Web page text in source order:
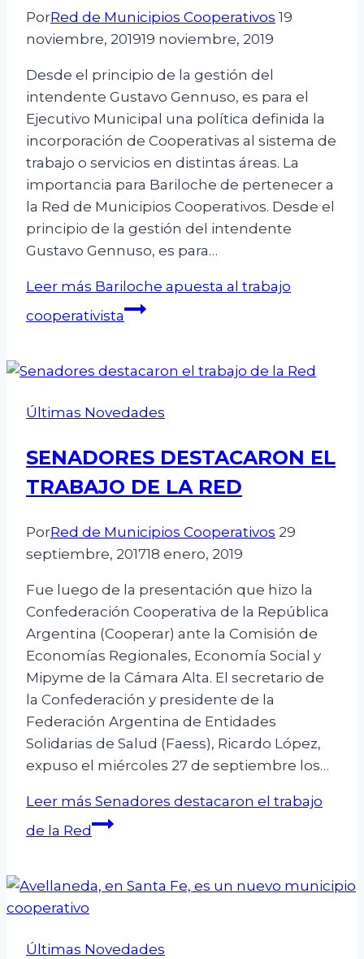
PorRed de Municipios Cooperativos 19
noviembre, 201919 noviembre, 2019
Desde el principio de la gestión del
intendente Gustavo Gennuso, es para el
Ejecutivo Municipal una política definida la
incorporación de Cooperativas al sistema de
trabajo o servicios en distintas áreas. La
importancia para Bariloche de pertenecer a
la Red de Municipios Cooperativos. Desde el
principio de la gestión del intendente
Gustavo Gennuso, es para…
Leer más Bariloche apuesta al trabajo
cooperativista
Últimas Novedades
SENADORES DESTACARON EL
TRABAJO DE LA RED
PorRed de Municipios Cooperativos 29
septiembre, 201718 enero, 2019
Fue luego de la presentación que hizo la
Confederación Cooperativa de la República
Argentina (Cooperar) ante la Comisión de
Economías Regionales, Economía Social y
Mipyme de la Cámara Alta. El secretario de
la Confederación y presidente de la
Federación Argentina de Entidades
Solidarias de Salud (Faess), Ricardo López,
expuso el miércoles 27 de septiembre los…
Leer más Senadores destacaron el trabajo
de la Red
Últimas Novedades